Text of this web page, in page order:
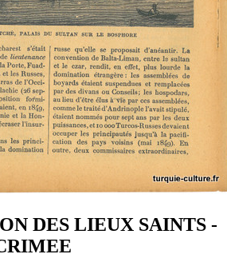
DES LIEUX SAINTS -